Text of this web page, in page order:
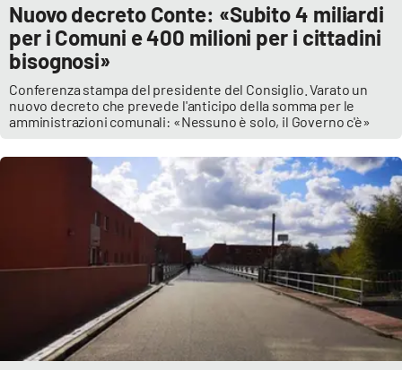
Buona Sanità Calabria
LA
CALABRIAVISIONE
Destinazioni
Storie
NETWORK
Nuovo decreto Conte: «Subito 4 miliardi
per i Comuni e 400 milioni per i cittadini
bisognosi»
Conferenza stampa del presidente del Consiglio. Varato un
nuovo decreto che prevede l'anticipo della somma per le
amministrazioni comunali: «Nessuno è solo, il Governo c'è»